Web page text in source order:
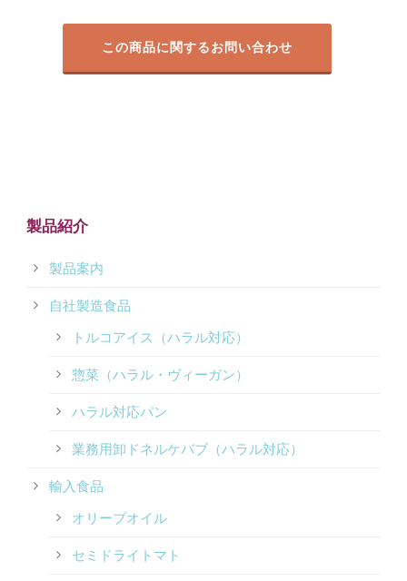
この商品に関するお問い合わせ
製品紹介
製品案内
自社製造食品
トルコアイス（ハラル対応）
惣菜（ハラル・ヴィーガン）
ハラル対応パン
業務用卸ドネルケバブ（ハラル対応）
輸入食品
オリーブオイル
セミドライトマト